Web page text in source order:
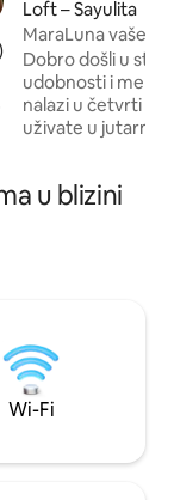
4,84/5,
Loft – Sayulita
MaraLuna vaše
Dobro došli u
udobnosti i
nalazi u četvrti
uživate u jutarnjoj
na krovu ili u
da vam poželimo
drugi dom!
u blizini
Wi-Fi